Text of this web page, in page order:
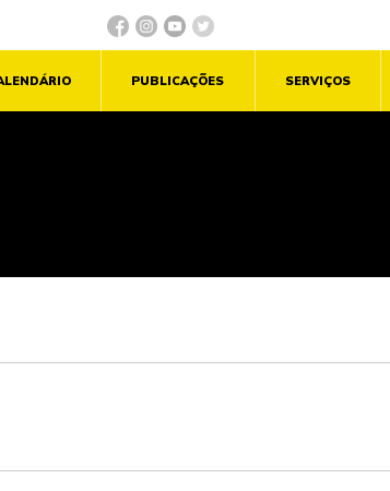
PUBLICAÇÕES SERVIÇOS